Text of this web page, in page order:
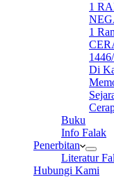
1
1
Di
Buku
Info Falak
Penerbitan
Literatur
Hubungi Kami